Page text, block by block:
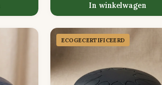
In winkelwagen
ECOGECER­TIFICEERD